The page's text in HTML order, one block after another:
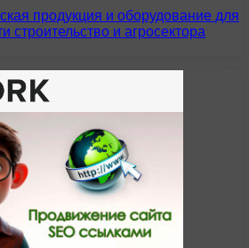
продукция и оборудование для
строительство и агросектора